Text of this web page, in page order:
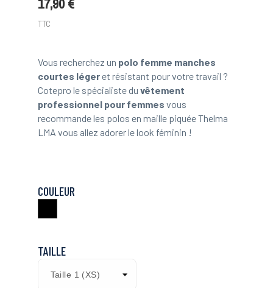
17,90 €
TTC
Vous recherchez un polo femme manches
courtes légeret résistant pour votre travail ?
Cotepro le spécialiste du vêtement
professionnel pour femmes vous
recommande les polos en maille piquée Thelma
LMA vous allez adorer le look féminin !
COULEUR
TAILLE